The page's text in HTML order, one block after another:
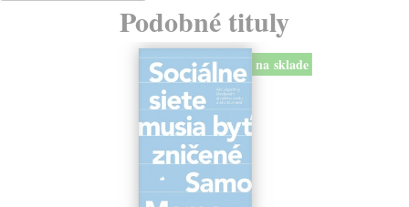
Podobné tituly
na sklade